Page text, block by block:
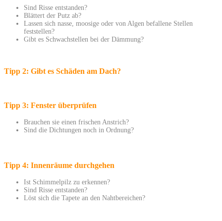
Sind Risse entstanden?
Blättert der Putz ab?
Lassen sich nasse, moosige oder von Algen befallene Stellen
feststellen?
Gibt es Schwachstellen bei der Dämmung?
Tipp 2: Gibt es Schäden am Dach?
Tipp 3: Fenster überprüfen
Brauchen sie einen frischen Anstrich?
Sind die Dichtungen noch in Ordnung?
Tipp 4: Innenräume durchgehen
Ist Schimmelpilz zu erkennen?
Sind Risse entstanden?
Löst sich die Tapete an den Nahtbereichen?